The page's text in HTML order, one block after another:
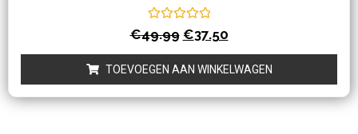
Waardering
0
uit
5
€49.99 €37.50
TOEVOEGEN AAN WINKELWAGEN